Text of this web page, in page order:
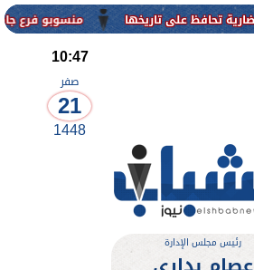
منسوبو فرع جامعة الأزهر للوجه
10:47
صفر
21
1448
رئيس مجلس الإدارة